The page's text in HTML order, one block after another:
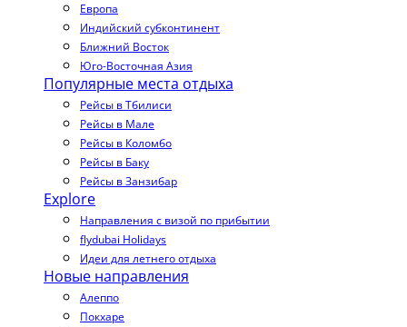
Европа
Индийский субконтинент
Ближний Восток
Юго-Восточная Азия
Популярные места отдыха
Рейсы в Тбилиси
Рейсы в Мале
Рейсы в Коломбо
Рейсы в Баку
Рейсы в Занзибар
Explore
Направления с визой по прибытии
flydubai Holidays
Идеи для летнего отдыха
Новые направления
Алеппо
Покхаре